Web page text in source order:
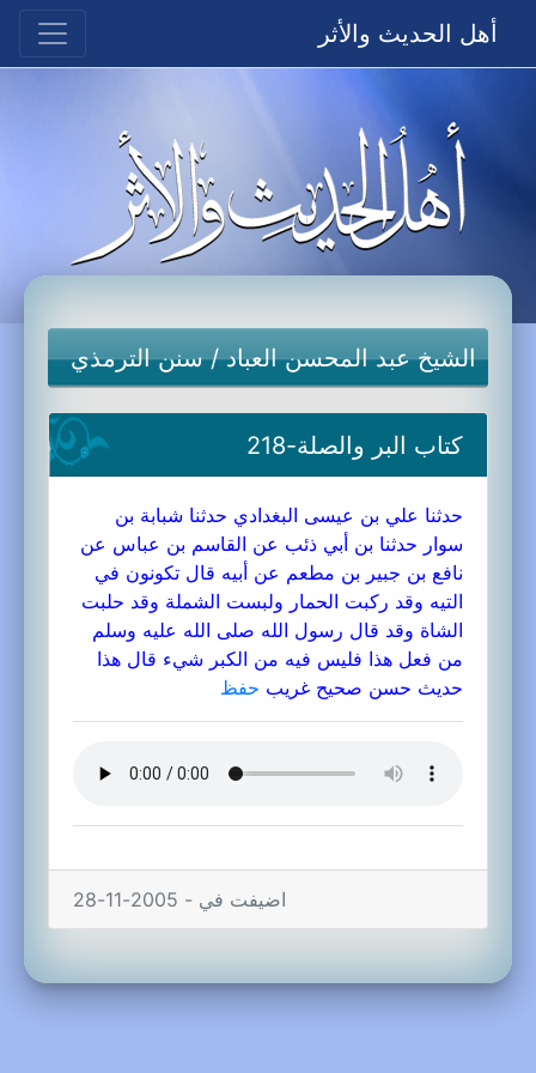
أهل الحديث والأثر
الشيخ عبد المحسن العباد/سنن الترمذي
كتاب البر والصلة-218
حدثنا علي بن عيسى البغدادي حدثنا شبابة بن
سوار حدثنا بن أبي ذئب عن القاسم بن عباس عن
نافع بن جبير بن مطعم عن أبيه قال تكونون في
التيه وقد ركبت الحمار ولبست الشملة وقد حلبت
الشاة وقد قال رسول الله صلى الله عليه وسلم
من فعل هذا فليس فيه من الكبر شيء قال هذا
حديث حسن صحيح غريب حفظ
اضيفت في - 2005-11-28